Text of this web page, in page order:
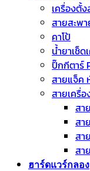
เครื่องตั้
สายสะพ
คาโป้
น้ำยาเช็
ปิ๊กกีตาร์
สายแจ็ค
สายเครื่
สา
สา
สา
สา
ฮาร์ดแวร์กลอง